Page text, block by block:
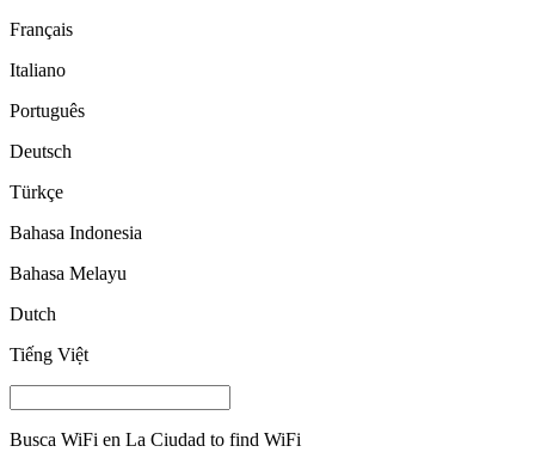
Français
Italiano
Português
Deutsch
Türkçe
Bahasa Indonesia
Bahasa Melayu
Dutch
Tiếng Việt
Busca WiFi en La Ciudad to find WiFi